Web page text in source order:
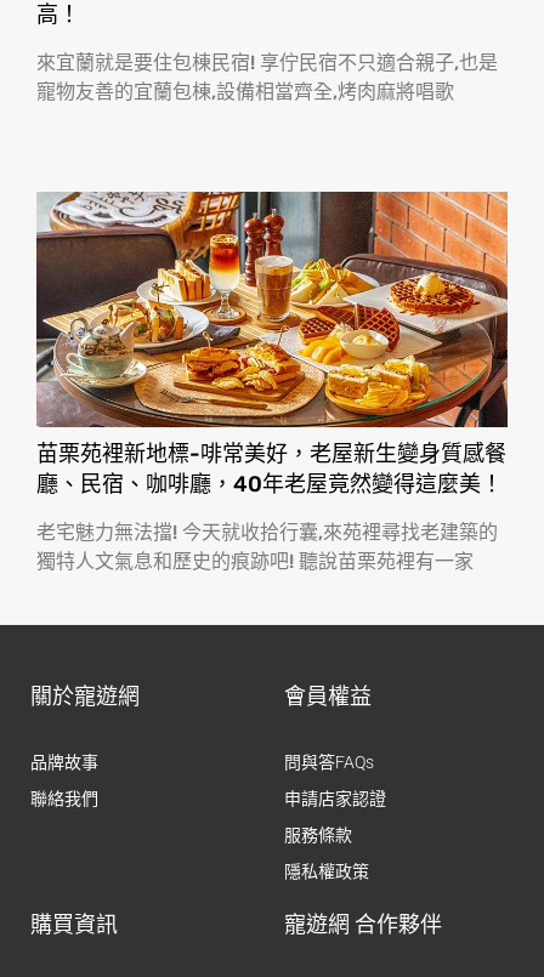
高！
來宜蘭就是要住包棟民宿! 享佇民宿不只適合親子,也是
寵物友善的宜蘭包棟,設備相當齊全,烤肉麻將唱歌
苗栗苑裡新地標-啡常美好，老屋新生變身質感餐
廳、民宿、咖啡廳，40年老屋竟然變得這麼美！
老宅魅力無法擋! 今天就收拾行囊,來苑裡尋找老建築的
獨特人文氣息和歷史的痕跡吧! 聽說苗栗苑裡有一家
關於寵遊網
品牌故事
聯絡我們
會員權益
問與答FAQs
申請店家認證
服務條款
隱私權政策
購買資訊 寵遊網 合作夥伴